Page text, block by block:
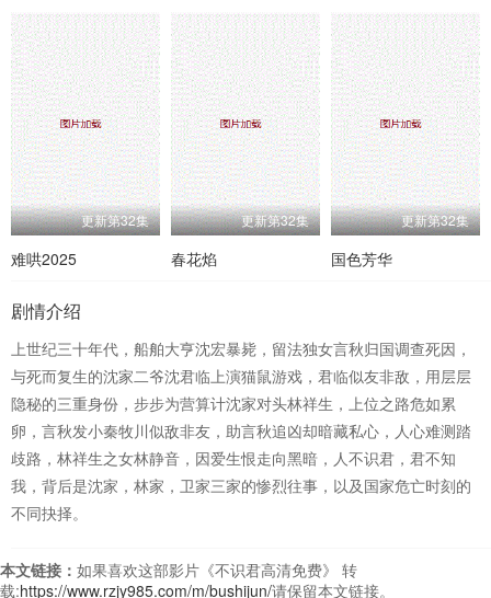
更新第32集
难哄2025
更新第32集
春花焰
更新第32集
国色芳华
剧情介绍
上世纪三十年代，船舶大亨沈宏暴毙，留法独女言秋归国调查死因，
与死而复生的沈家二爷沈君临上演猫鼠游戏，君临似友非敌，用层层
隐秘的三重身份，步步为营算计沈家对头林祥生，上位之路危如累
卵，言秋发小秦牧川似敌非友，助言秋追凶却暗藏私心，人心难测踏
歧路，林祥生之女林静音，因爱生恨走向黑暗，人不识君，君不知
我，背后是沈家，林家，卫家三家的惨烈往事，以及国家危亡时刻的
不同抉择。
本文链接： 如果喜欢这部影片《不识君高清免费》 转
载:https://www.rzjy985.com/m/bushijun/请保留本文链接。